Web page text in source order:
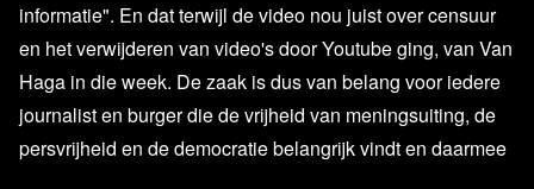
informatie". En dat terwijl de video nou juist over censuur
en het verwijderen van video's door Youtube ging, van Van
Haga in die week. De zaak is dus van belang voor iedere
journalist en burger die de vrijheid van meningsuiting, de
persvrijheid en de democratie belangrijk vindt en daarmee